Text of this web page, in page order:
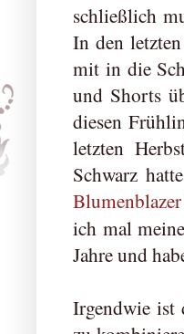
schließlich
In den
mit in die
und Shorts
diesen
letzten
Schwarz
Blumenblazer
ich mal
Jahre und
Irgendwie ist